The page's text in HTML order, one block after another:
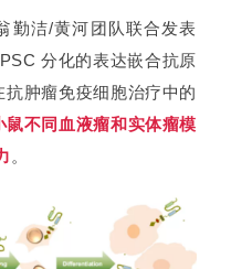
注册
勤洁/黄河团队联合发表
分化的表达嵌合抗原
抗肿瘤免疫细胞治疗中的
鼠不同血液瘤和实体瘤模
。